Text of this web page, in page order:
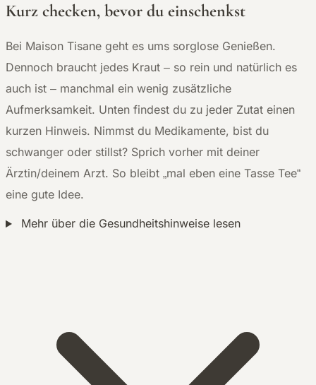
Kurz checken, bevor du einschenkst
Bei Maison Tisane geht es ums sorglose Genießen.
Dennoch braucht jedes Kraut – so rein und natürlich es
auch ist – manchmal ein wenig zusätzliche
Aufmerksamkeit. Unten findest du zu jeder Zutat einen
kurzen Hinweis. Nimmst du Medikamente, bist du
schwanger oder stillst? Sprich vorher mit deiner
Ärztin/deinem Arzt. So bleibt „mal eben eine Tasse Tee“
eine gute Idee.
Mehr über die Gesundheitshinweise lesen